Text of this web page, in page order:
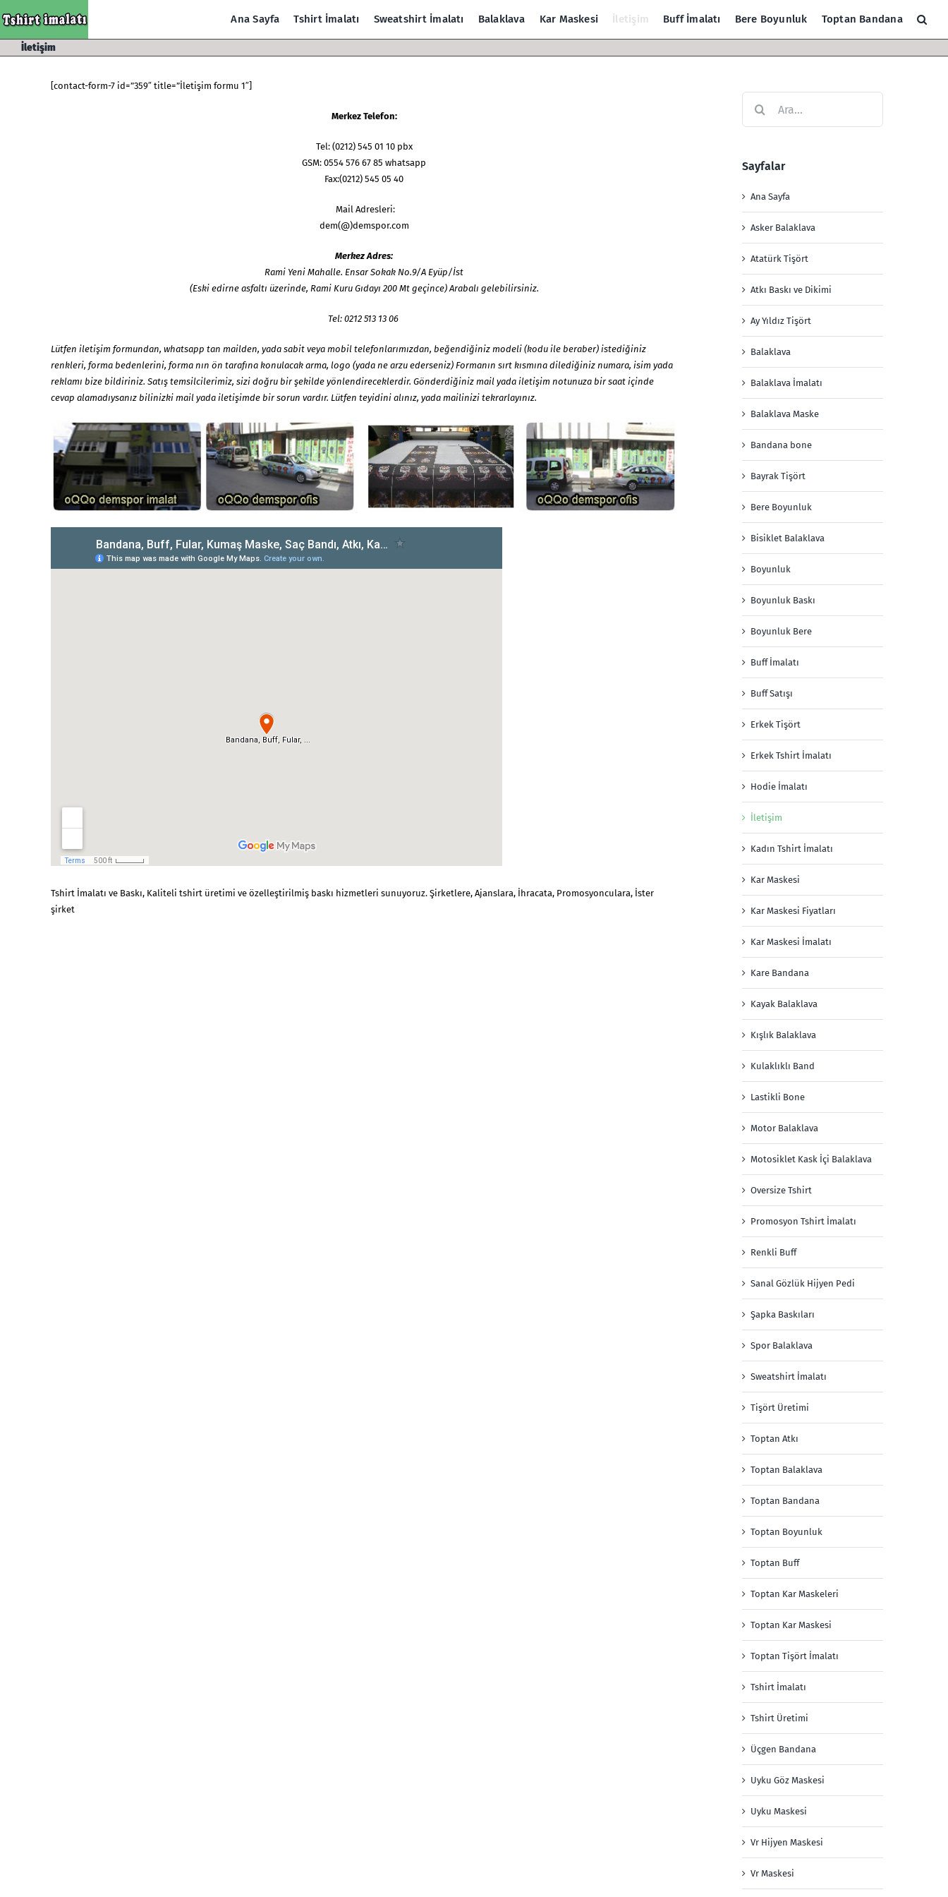
to
content
Ana Sayfa Tshirt İmalatı Sweatshirt İmalatı Balaklava Kar Maskesi İletişim Buff İmalatı Bere Boyunluk Toptan Bandana
İletişim
[contact-form-7 id=”359″ title=”İletişim formu 1″]
Merkez Telefon:
Tel: (0212) 545 01 10 pbx
GSM: 0554 576 67 85 whatsapp
Fax:(0212) 545 05 40
Mail Adresleri:
dem(@)demspor.com
Merkez Adres:
Rami Yeni Mahalle. Ensar Sokak No.9/A Eyüp/İst
(Eski edirne asfaltı üzerinde, Rami Kuru Gıdayı 200 Mt geçince) Arabalı gelebilirsiniz.
Tel: 0212 513 13 06
Lütfen iletişim formundan, whatsapp tan mailden, yada sabit veya mobil telefonlarımızdan, beğendiğiniz modeli (kodu ile beraber) istediğiniz
renkleri, forma bedenlerini, forma nın ön tarafına konulacak arma, logo (yada ne arzu ederseniz) Formanın sırt kısmına dilediğiniz numara, isim yada
reklamı bize bildiriniz. Satış temsilcilerimiz, sizi doğru bir şekilde yönlendireceklerdir. Gönderdiğiniz mail yada iletişim notunuza bir saat içinde
cevap alamadıysanız bilinizki mail yada iletişimde bir sorun vardır. Lütfen teyidini alınız, yada mailinizi tekrarlayınız.
Tshirt İmalatı ve Baskı, Kaliteli tshirt üretimi ve özelleştirilmiş baskı hizmetleri sunuyoruz. Şirketlere, Ajanslara, İhracata, Promosyonculara, İster
şirket
Sayfalar
Ana Sayfa
Asker Balaklava
Atatürk Tişört
Atkı Baskı ve Dikimi
Ay Yıldız Tişört
Balaklava
Balaklava İmalatı
Balaklava Maske
Bandana bone
Bayrak Tişört
Bere Boyunluk
Bisiklet Balaklava
Boyunluk
Boyunluk Baskı
Boyunluk Bere
Buff İmalatı
Buff Satışı
Erkek Tişört
Erkek Tshirt İmalatı
Hodie İmalatı
İletişim
Kadın Tshirt İmalatı
Kar Maskesi
Kar Maskesi Fiyatları
Kar Maskesi İmalatı
Kare Bandana
Kayak Balaklava
Kışlık Balaklava
Kulaklıklı Band
Lastikli Bone
Motor Balaklava
Motosiklet Kask İçi Balaklava
Oversize Tshirt
Promosyon Tshirt İmalatı
Renkli Buff
Sanal Gözlük Hijyen Pedi
Şapka Baskıları
Spor Balaklava
Sweatshirt İmalatı
Tişört Üretimi
Toptan Atkı
Toptan Balaklava
Toptan Bandana
Toptan Boyunluk
Toptan Buff
Toptan Kar Maskeleri
Toptan Kar Maskesi
Toptan Tişört İmalatı
Tshirt İmalatı
Tshirt Üretimi
Üçgen Bandana
Uyku Göz Maskesi
Uyku Maskesi
Vr Hijyen Maskesi
Vr Maskesi